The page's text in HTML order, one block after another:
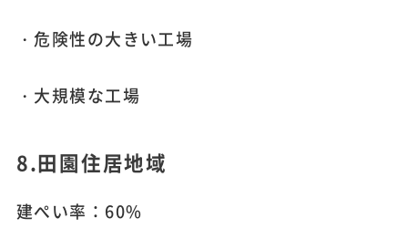
・危険性の大きい工場
・大規模な工場
8.田園住居地域
建ぺい率：60%